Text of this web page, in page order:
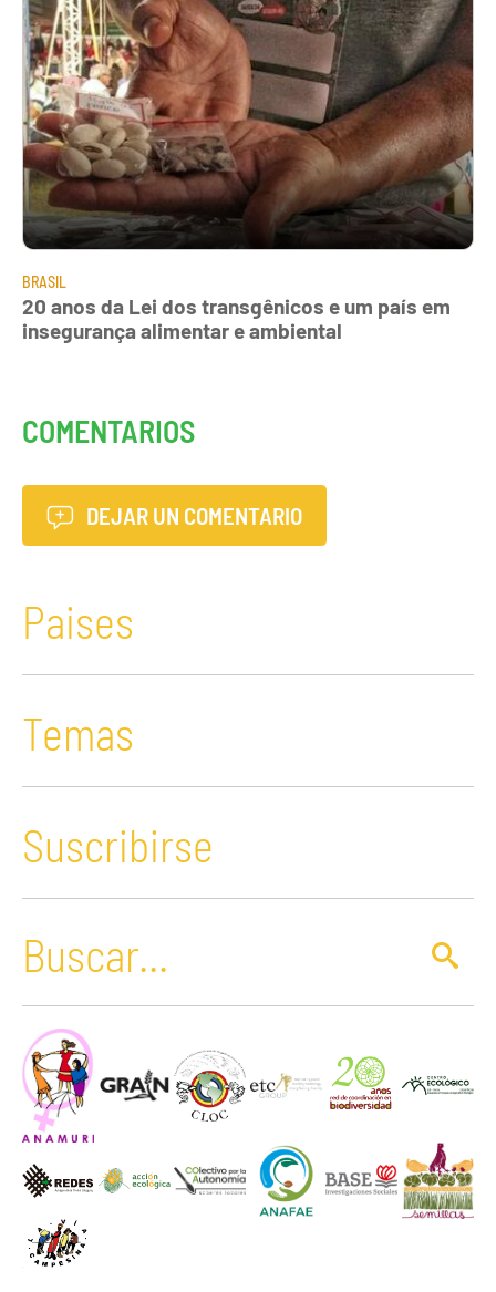
BRASIL
20 anos da Lei dos transgênicos e um país em
insegurança alimentar e ambiental
COMENTARIOS
DEJAR UN COMENTARIO
Paises
Temas
Suscribirse